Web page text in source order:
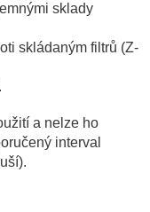
sklady
skládaným filtrů (Z-
a nelze ho
interval